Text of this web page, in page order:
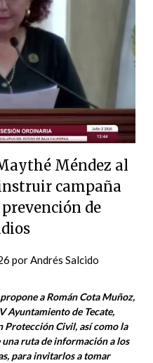
Méndez al
campaña
de
porAndrés Salcido
a Román Cota Muñoz,
Ayuntamiento de Tecate,
Protección Civil, así como la
ruta de información a los
para invitarlos a tomar